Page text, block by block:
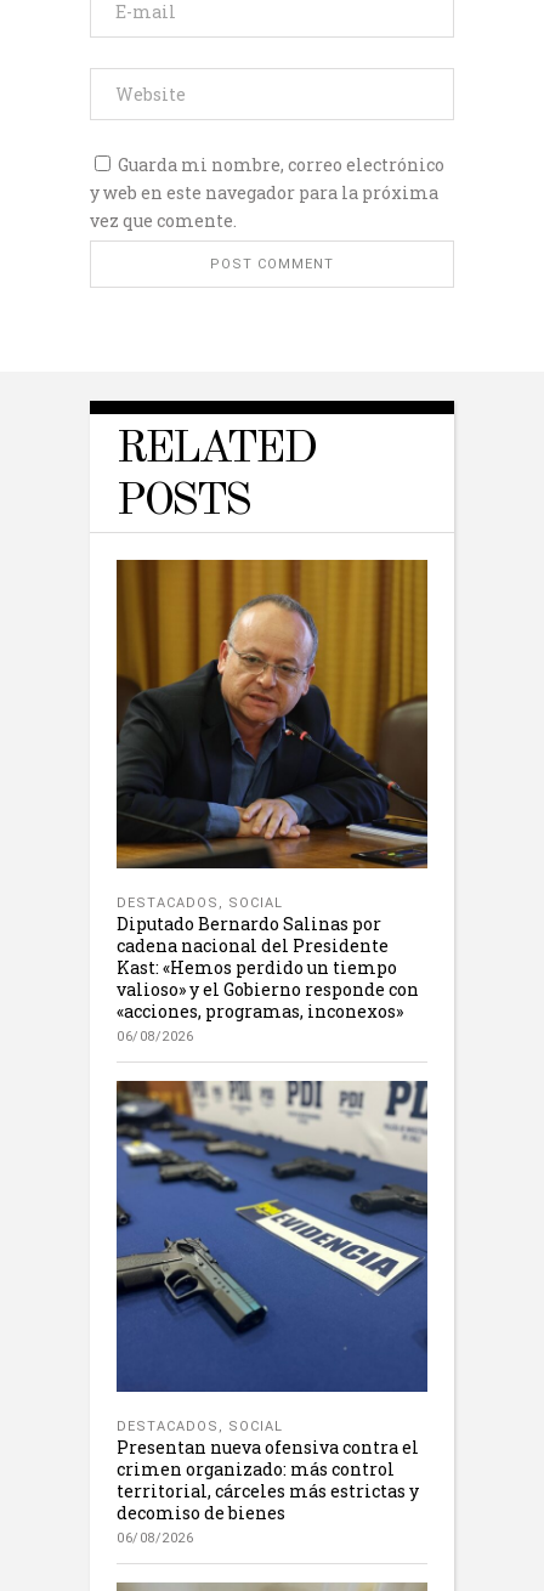
Guarda mi nombre, correo electrónico
y web en este navegador para la próxima
vez que comente.
RELATED
POSTS
DESTACADOS , SOCIAL
Diputado Bernardo Salinas por
cadena nacional del Presidente
Kast: «Hemos perdido un tiempo
valioso» y el Gobierno responde con
«acciones, programas, inconexos»
06/08/2026
DESTACADOS , SOCIAL
Presentan nueva ofensiva contra el
crimen organizado: más control
territorial, cárceles más estrictas y
decomiso de bienes
06/08/2026